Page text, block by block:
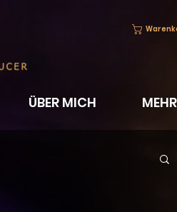
ÜBER MICH MEHR